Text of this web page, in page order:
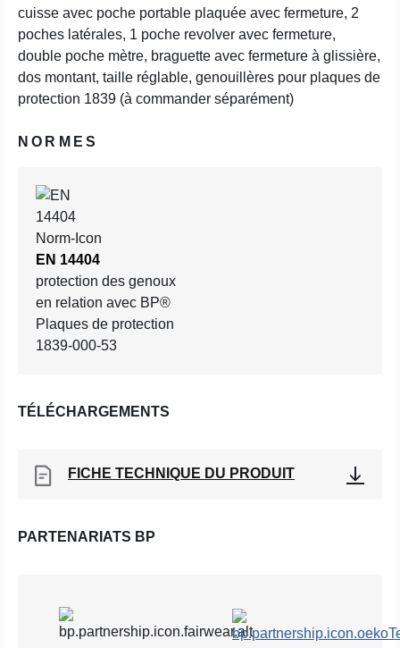
cuisse avec poche portable plaquée avec fermeture, 2
poches latérales, 1 poche revolver avec fermeture,
double poche mètre, braguette avec fermeture à glissière,
dos montant, taille réglable, genouillères pour plaques de
protection 1839 (à commander séparément)
NORMES
EN 14404
protection des genoux
en relation avec BP®
Plaques de protection
1839-000-53
TÉLÉCHARGEMENTS
FICHE TECHNIQUE DU PRODUIT
PARTENARIATS BP